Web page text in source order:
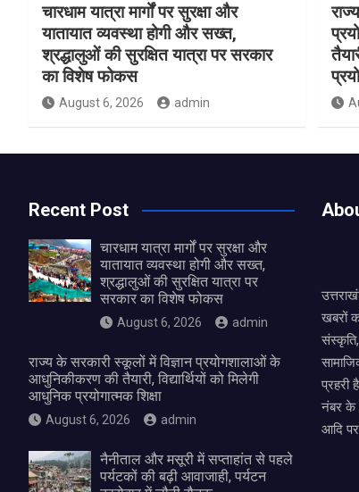
चारधाम यात्रा मार्गों पर सुरक्षा और
यातायात व्यवस्था होगी और सख्त,
श्रद्धालुओं की सुरक्षित यात्रा पर सरकार
का विशेष फोकस
August 6, 2026 admin
Recent Post
चारधाम यात्रा मार्गों पर सुरक्षा और
यातायात व्यवस्था होगी और सख्त,
श्रद्धालुओं की सुरक्षित यात्रा पर
सरकार का विशेष फोकस
August 6, 2026 admin
राज्य के सरकारी स्कूलों में विज्ञान प्रयोगशालाओं के
आधुनिकीकरण की तैयारी, विद्यार्थियों को मिलेगी
आधुनिक प्रयोगात्मक शिक्षा
August 6, 2026 admin
नैनीताल और मसूरी में सप्ताहांत से पहले
पर्यटकों की बढ़ी आवाजाही, पर्यटन
खबरों
प्रहरी
नंबर के
आदि